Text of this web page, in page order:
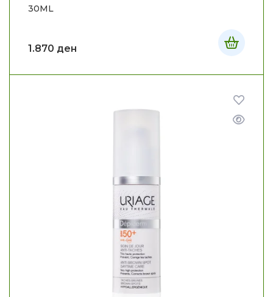
30ML
1.870 ден